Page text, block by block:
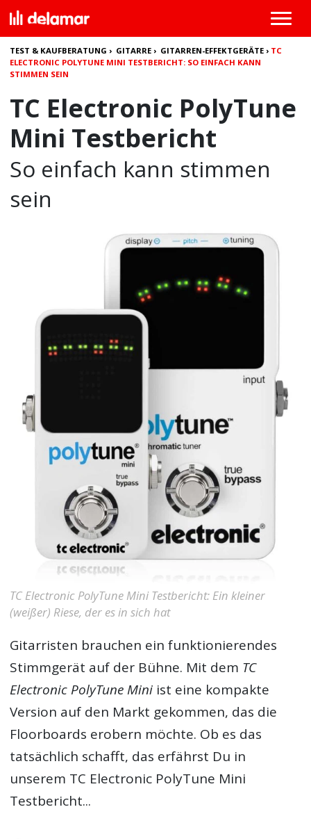
TEST & KAUFBERATUNG › GITARRE › GITARREN-EFFEKTGERÄTE › TC
ELECTRONIC POLYTUNE MINI TESTBERICHT: SO EINFACH KANN
STIMMEN SEIN
TC Electronic PolyTune
Mini Testbericht
So einfach kann stimmen
sein
TC Electronic PolyTune Mini Testbericht: Ein kleiner
(weißer) Riese, der es in sich hat
Gitarristen brauchen ein funktionierendes
Stimmgerät auf der Bühne. Mit dem TC
Electronic PolyTune Mini ist eine kompakte
Version auf den Markt gekommen, das die
Floorboards erobern möchte. Ob es das
tatsächlich schafft, das erfährst Du in
unserem TC Electronic PolyTune Mini
Testbericht...